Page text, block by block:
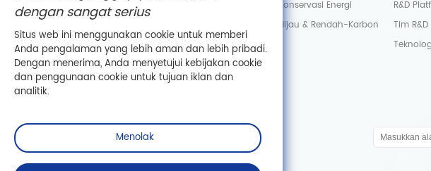
Informasi perusahaan
Konservasi Energi
Hijau & Rendah-Karbon
R&D
Tim R&D
dengan sangat serius
Situs web ini menggunakan cookie untuk memberi
Anda pengalaman yang lebih aman dan lebih pribadi.
Dengan menerima, Anda menyetujui kebijakan cookie
dan penggunaan cookie untuk tujuan iklan dan
analitik.
Menolak